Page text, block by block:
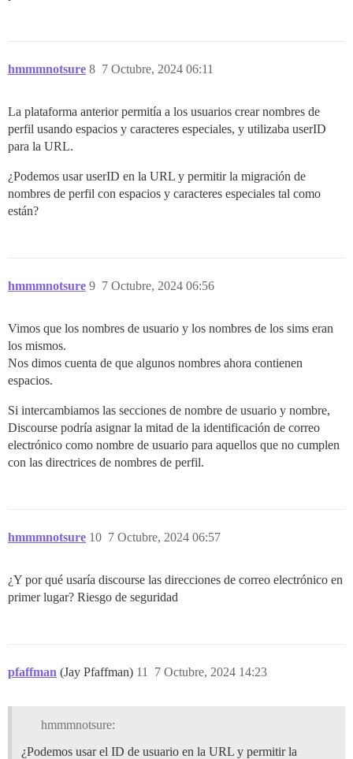
hmmmnotsure 7 Octubre, 2024 06:11
8
La plataforma anterior permitía a los usuarios crear nombres de
perfil usando espacios y caracteres especiales, y utilizaba userID
para la URL.
¿Podemos usar userID en la URL y permitir la migración de
nombres de perfil con espacios y caracteres especiales tal como
están?
hmmmnotsure 7 Octubre, 2024 06:56
9
Vimos que los nombres de usuario y los nombres de los sims eran
los mismos.
Nos dimos cuenta de que algunos nombres ahora contienen
espacios.
Si intercambiamos las secciones de nombre de usuario y nombre,
Discourse podría asignar la mitad de la identificación de correo
electrónico como nombre de usuario para aquellos que no cumplen
con las directrices de nombres de perfil.
hmmmnotsure 7 Octubre, 2024 06:57
10
¿Y por qué usaría discourse las direcciones de correo electrónico en
primer lugar? Riesgo de seguridad
pfaffman (Jay Pfaffman) 7 Octubre, 2024 14:23
11
hmmmnotsure:
¿Podemos usar el ID de usuario en la URL y permitir la